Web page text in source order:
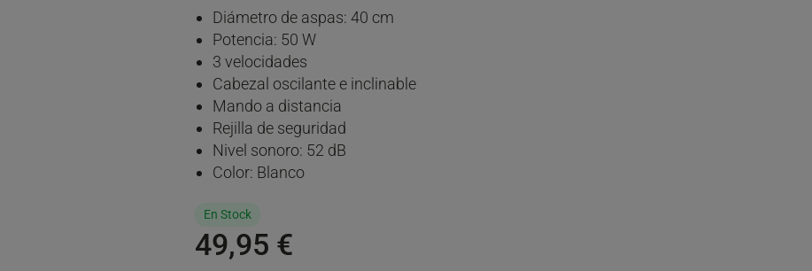
Diámetro de aspas: 40 cm
Potencia: 50 W
3 velocidades
Cabezal oscilante e inclinable
Mando a distancia
Rejilla de seguridad
Nivel sonoro: 52 dB
Color: Blanco
En Stock
49,95 €